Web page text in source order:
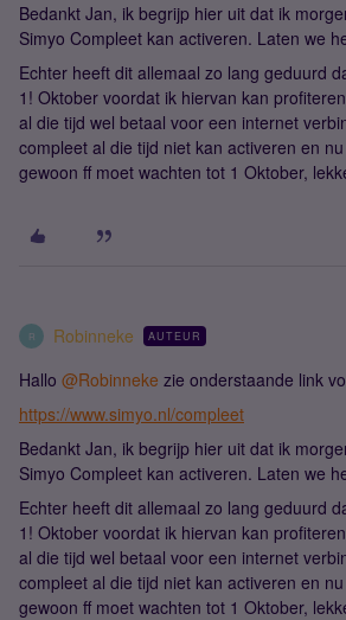
Bedankt Jan, ik begrijp hier uit dat ik
Simyo Compleet kan activeren. Laten we
Echter heeft dit allemaal zo lang geduurd
1! Oktober voordat ik hiervan kan
al die tijd wel betaal voor een internet
compleet al die tijd niet kan activeren en
gewoon ff moet wachten tot 1 Oktober,
R Robinneke AUTEUR
Hallo @Robinneke zie onderstaande link
https://www.simyo.nl/compleet
Bedankt Jan, ik begrijp hier uit dat ik
Simyo Compleet kan activeren. Laten we
Echter heeft dit allemaal zo lang geduurd
1! Oktober voordat ik hiervan kan
al die tijd wel betaal voor een internet
compleet al die tijd niet kan activeren en
gewoon ff moet wachten tot 1 Oktober,